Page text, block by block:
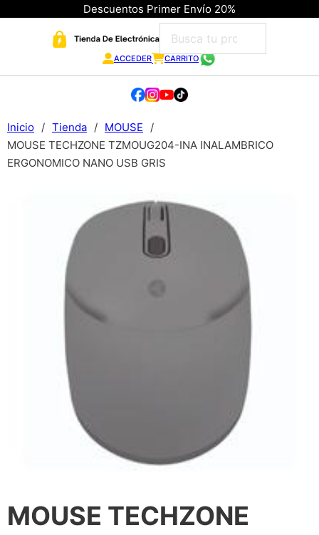
Descuentos Primer Envío 20%
ACCEDER CARRITO
Inicio / Tienda / MOUSE
/
MOUSE TECHZONE TZMOUG204-INA INALAMBRICO
ERGONOMICO NANO USB GRIS
MOUSE TECHZONE